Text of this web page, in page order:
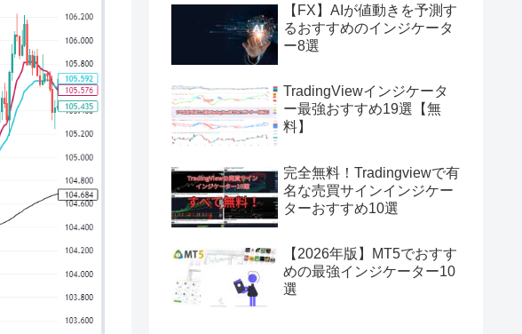
【FX】AIが値動きを予測す
るおすすめのインジケータ
ー8選
TradingViewインジケータ
ー最強おすすめ19選【無
料】
完全無料！Tradingviewで有
名な売買サインインジケー
ターおすすめ10選
【2026年版】MT5でおすす
めの最強インジケーター10
選